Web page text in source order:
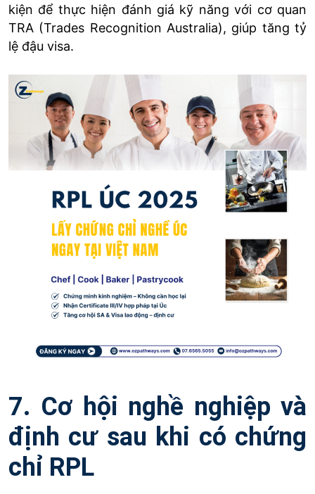
kiện để thực hiện đánh giá kỹ năng với cơ quan
TRA (Trades Recognition Australia), giúp tăng tỷ
lệ đậu visa.
7. Cơ hội nghề nghiệp và
định cư sau khi có chứng
chỉ RPL